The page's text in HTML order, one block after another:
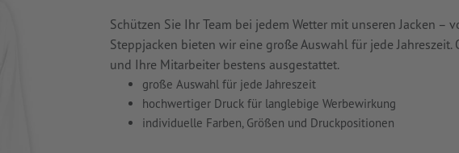
Schützen Sie Ihr Team bei jedem Wetter mit unseren Jacken
Steppjacken bieten wir eine große Auswahl für jede
und Ihre Mitarbeiter bestens ausgestattet.
große Auswahl für jede Jahreszeit
hochwertiger Druck für langlebige Werbewirkung
individuelle Farben, Größen und Druckpositionen